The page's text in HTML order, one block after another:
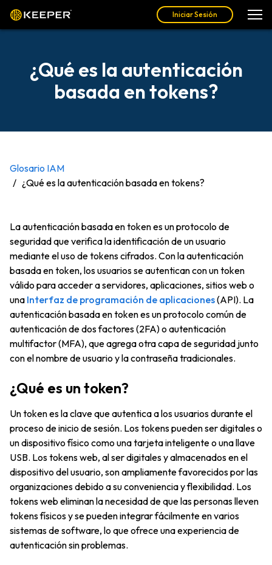
Iniciar Sesión
¿Qué es la autenticación
basada en tokens?
Glosario IAM
¿Qué es la autenticación basada en tokens?
La autenticación basada en token es un protocolo de
seguridad que verifica la identificación de un usuario
mediante el uso de tokens cifrados. Con la autenticación
basada en token, los usuarios se autentican con un token
válido para acceder a servidores, aplicaciones, sitios web o
una Interfaz de programación de aplicaciones(API). La
autenticación basada en token es un protocolo común de
autenticación de dos factores (2FA) o autenticación
multifactor (MFA), que agrega otra capa de seguridad junto
con el nombre de usuario y la contraseña tradicionales.
¿Qué es un token?
Un token es la clave que autentica a los usuarios durante el
proceso de inicio de sesión. Los tokens pueden ser digitales o
un dispositivo físico como una tarjeta inteligente o una llave
USB. Los tokens web, al ser digitales y almacenados en el
dispositivo del usuario, son ampliamente favorecidos por las
organizaciones debido a su conveniencia y flexibilidad. Los
tokens web eliminan la necesidad de que las personas lleven
tokens físicos y se pueden integrar fácilmente en varios
sistemas de software, lo que ofrece una experiencia de
autenticación sin problemas.